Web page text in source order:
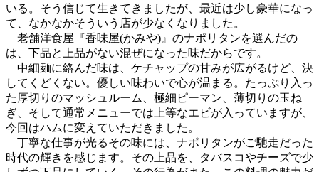
いる。そう信じて生きてきましたが、最近は少し豪華になっ
て、なかなかそういう店が少なくなりました。
老舗洋食屋『香味屋(かみや)』のナポリタンを選んだの
は、下品と上品がない混ぜになった味だからです。
中細麺に絡んだ味は、ケチャップの甘みが広がるけど、決
してくどくない。優しい味わいで心が温まる。たっぷり入っ
た厚切りのマッシュルーム、極細ピーマン、薄切りの玉ね
ぎ、そして通常メニューでは上等なエビが入っていますが、
今回はハムに変えていただきました。
丁寧な仕事が光るその味には、ナポリタンがご馳走だった
時代の輝きを感じます。その上品を、タバスコやチーズで少